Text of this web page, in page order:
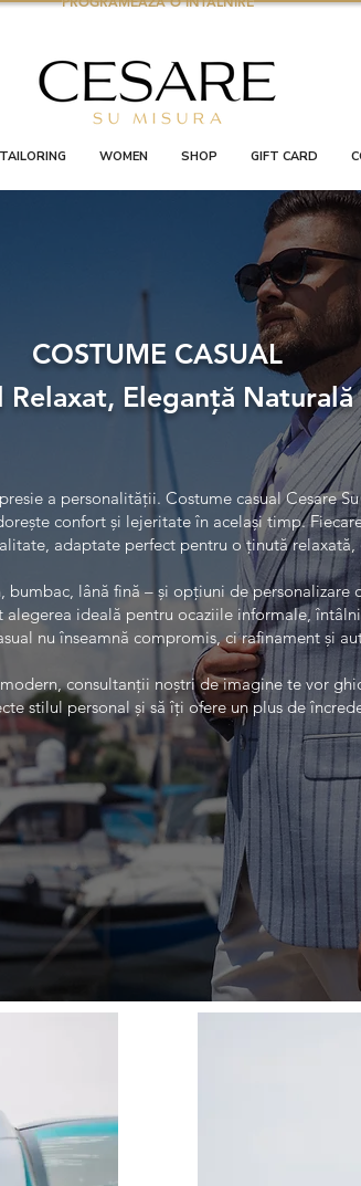
WOMEN SHOP GIFT CARD
COSTUME CASUAL
Relaxat, Eleganță Naturală
a personalității. Costume casual Cesare
confort și lejeritate în același timp.
adaptate perfect pentru o ținută relaxată,
lână fină – și opțiuni de personalizare
alegerea ideală pentru ocaziile informale,
nu înseamnă compromis, ci rafinament și
consultanții noștri de imagine te vor
stilul personal și să îți ofere un plus de